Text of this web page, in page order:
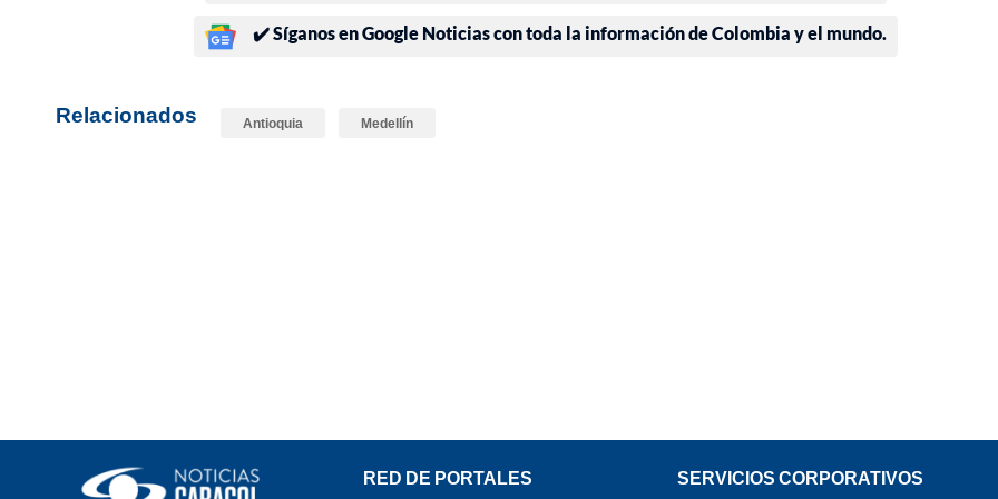
✔️ Síganos en Google Noticias con toda la información de Colombia y el mundo.
Relacionados Antioquia Medellín
RED DE PORTALES SERVICIOS CORPORATIVOS